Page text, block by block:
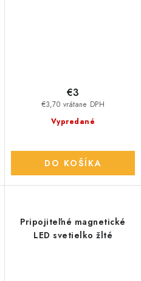
Vypredané
€3,70 vrátane DPH
€3
DO KOŠÍKA
Pripojiteľné magnetické
LED svetielko žlté